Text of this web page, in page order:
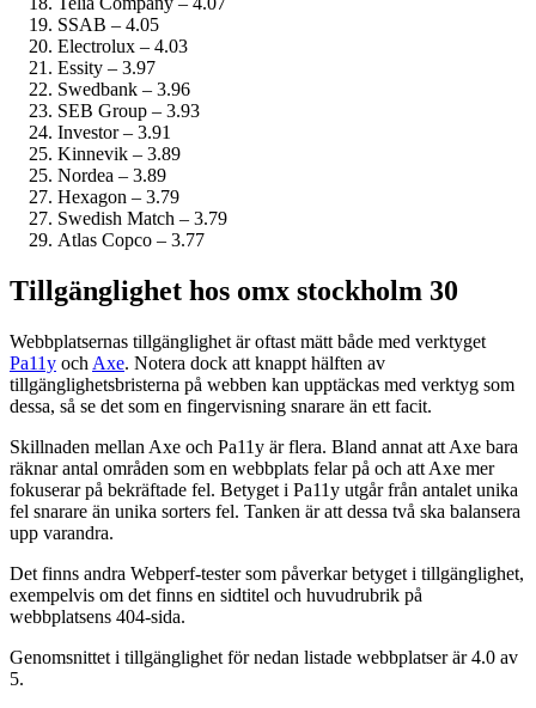
SSAB – 4.05
Electrolux – 4.03
Essity – 3.97
Swedbank – 3.96
SEB Group – 3.93
Investor – 3.91
Kinnevik – 3.89
Nordea – 3.89
Hexagon – 3.79
Swedish Match – 3.79
Atlas Copco – 3.77
Tillgänglighet hos omx stockholm 30
Webbplatsernas tillgänglighet är oftast mätt både med verktyget
Pa11y och Axe. Notera dock att knappt hälften av
tillgänglighetsbristerna på webben kan upptäckas med verktyg som
dessa, så se det som en fingervisning snarare än ett facit.
Skillnaden mellan Axe och Pa11y är flera. Bland annat att Axe bara
räknar antal områden som en webbplats felar på och att Axe mer
fokuserar på bekräftade fel. Betyget i Pa11y utgår från antalet unika
fel snarare än unika sorters fel. Tanken är att dessa två ska balansera
upp varandra.
Det finns andra Webperf-tester som påverkar betyget i tillgänglighet,
exempelvis om det finns en sidtitel och huvudrubrik på
webbplatsens 404-sida.
Genomsnittet i tillgänglighet för nedan listade webbplatser är 4.0 av
5.